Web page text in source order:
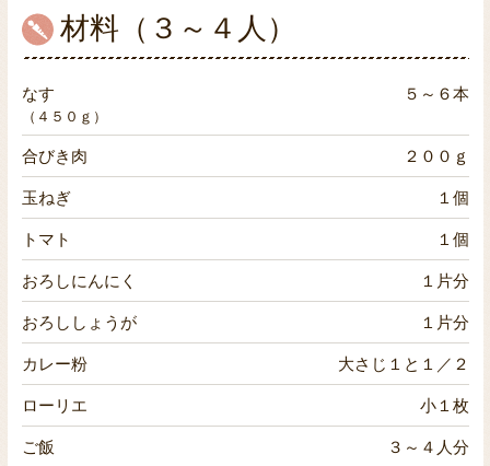
材料（３～４人）
なす ５～６本
（４５０ｇ）
合びき肉 ２００ｇ
玉ねぎ １個
トマト １個
おろしにんにく １片分
おろししょうが １片分
カレー粉 大さじ１と１／２
ローリエ 小１枚
ご飯 ３～４人分